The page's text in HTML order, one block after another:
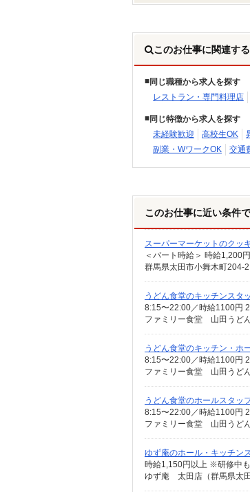
このお仕事に関連す
同じ職種から求人を探す
レストラン・専門料理店
同じ特徴から求人を探す
未経験歓迎
高校生OK
副業・WワークOK
交通
このお仕事に近い条件
スーパーマーケットのクッ
群馬県太田市小舞木町204-2
うどん食堂のキッチンスタ
8:15〜22:00／時給1100円
ファミリー食堂 山田うど
うどん食堂のキッチン・ホ
8:15〜22:00／時給1100円
ファミリー食堂 山田うど
うどん食堂のホールスタッ
8:15〜22:00／時給1100円
ファミリー食堂 山田うど
ゆず庵のホール・キッチン
時給1,150円以上 ※研修中
ゆず庵 太田店（群馬県太